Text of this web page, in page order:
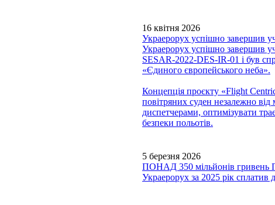
16 квітня 2026
Украерорух успішно завершив
Украерорух успішно завершив
SESAR-2022-DES-IR-01 і був
«Єдиного європейського неба».
Концепція проєкту «Flight
повітряних суден незалежно
диспетчерами, оптимізувати
безпеки польотів.
5 березня 2026
ПОНАД 350 мільйонів
Украерорух за 2025 рік сплатив